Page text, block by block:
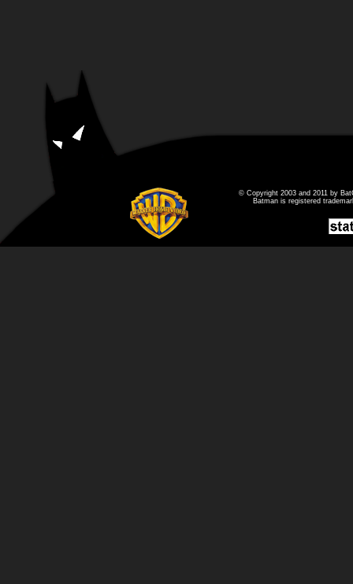
© Copyright 2003 and 2011 by
Batman is registered